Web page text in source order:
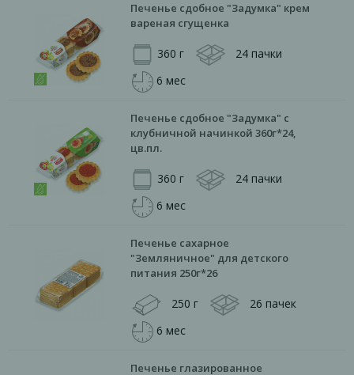
Печенье сдобное "Задумка" крем
вареная сгущенка
360 г
24 пачки
6 мес
Печенье сдобное "Задумка" с
клубничной начинкой 360г*24,
цв.пл.
360 г
24 пачки
6 мес
Печенье сахарное
"Земляничное" для детского
питания 250г*26
250 г
26 пачек
6 мес
Печенье глазированное